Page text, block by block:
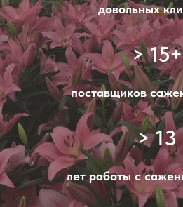
довольных
> 15+
поставщиков
> 13
лет работы с